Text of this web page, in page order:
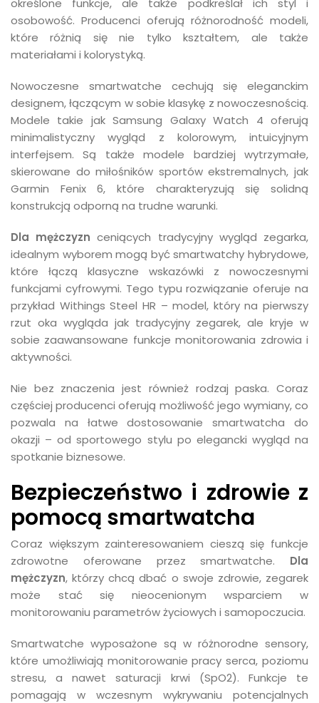
określone funkcje, ale także podkreślał ich styl i
osobowość. Producenci oferują różnorodność modeli,
które różnią się nie tylko kształtem, ale także
materiałami i kolorystyką.
Nowoczesne smartwatche cechują się eleganckim
designem, łączącym w sobie klasykę z nowoczesnością.
Modele takie jak Samsung Galaxy Watch 4 oferują
minimalistyczny wygląd z kolorowym, intuicyjnym
interfejsem. Są także modele bardziej wytrzymałe,
skierowane do miłośników sportów ekstremalnych, jak
Garmin Fenix 6, które charakteryzują się solidną
konstrukcją odporną na trudne warunki.
Dla mężczyzn ceniących tradycyjny wygląd zegarka,
idealnym wyborem mogą być smartwatchy hybrydowe,
które łączą klasyczne wskazówki z nowoczesnymi
funkcjami cyfrowymi. Tego typu rozwiązanie oferuje na
przykład Withings Steel HR – model, który na pierwszy
rzut oka wygląda jak tradycyjny zegarek, ale kryje w
sobie zaawansowane funkcje monitorowania zdrowia i
aktywności.
Nie bez znaczenia jest również rodzaj paska. Coraz
częściej producenci oferują możliwość jego wymiany, co
pozwala na łatwe dostosowanie smartwatcha do
okazji – od sportowego stylu po elegancki wygląd na
spotkanie biznesowe.
Bezpieczeństwo i zdrowie z
pomocą smartwatcha
Coraz większym zainteresowaniem cieszą się funkcje
zdrowotne oferowane przez smartwatche. Dla
mężczyzn, którzy chcą dbać o swoje zdrowie, zegarek
może stać się nieocenionym wsparciem w
monitorowaniu parametrów życiowych i samopoczucia.
Smartwatche wyposażone są w różnorodne sensory,
które umożliwiają monitorowanie pracy serca, poziomu
stresu, a nawet saturacji krwi (SpO2). Funkcje te
pomagają w wczesnym wykrywaniu potencjalnych